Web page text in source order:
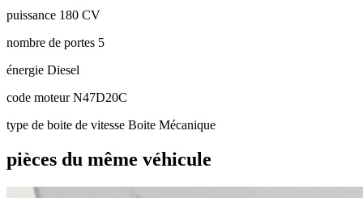
puissance 180 CV
nombre de portes 5
énergie Diesel
code moteurN47D20C
type de boite de vitesse Boite Mécanique
pièces du même véhicule